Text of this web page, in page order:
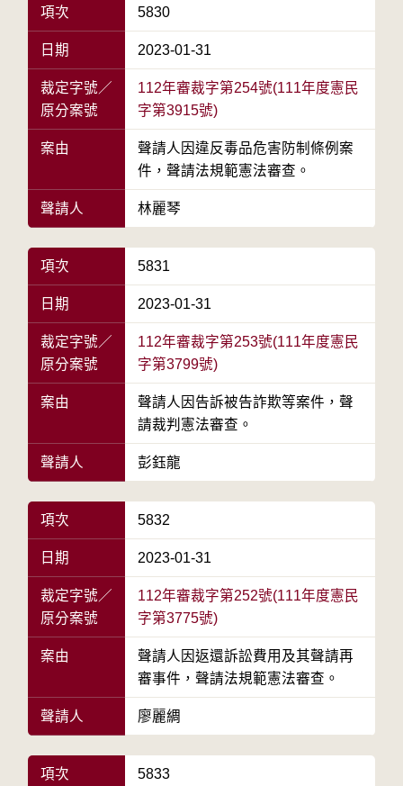
項次 5830
日期 2023-01-31
裁定字號／
原分案號
112年審裁字第254號(111年度憲民
字第3915號)
案由
聲請人因違反毒品危害防制條例案
件，聲請法規範憲法審查。
聲請人 林麗琴
項次 5831
日期 2023-01-31
裁定字號／
原分案號
112年審裁字第253號(111年度憲民
字第3799號)
案由
聲請人因告訴被告詐欺等案件，聲
請裁判憲法審查。
聲請人 彭鈺龍
項次 5832
日期 2023-01-31
裁定字號／
原分案號
112年審裁字第252號(111年度憲民
字第3775號)
案由
聲請人因返還訴訟費用及其聲請再
審事件，聲請法規範憲法審查。
聲請人 廖麗綢
項次 5833